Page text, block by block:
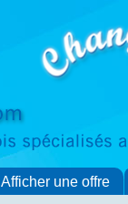
Afficher une offre